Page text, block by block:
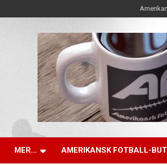
MER… AMERIKANSK FOTBALL-